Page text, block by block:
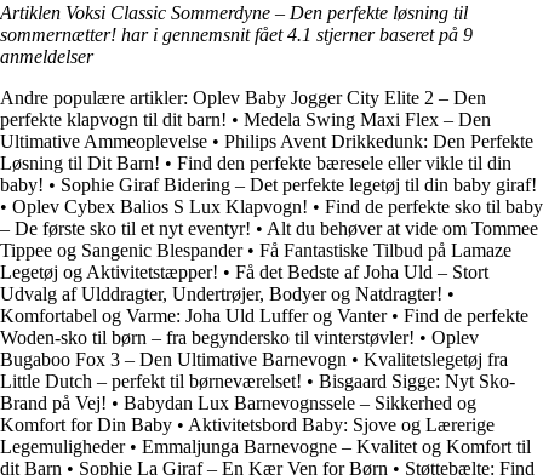
Artiklen Voksi Classic Sommerdyne – Den perfekte løsning til
sommernætter! har i gennemsnit fået4.1 stjerner baseret på 9
anmeldelser
Andre populære artikler: Oplev Baby Jogger City Elite 2 – Den
perfekte klapvogn til dit barn! • Medela Swing Maxi Flex – Den
Ultimative Ammeoplevelse • Philips Avent Drikkedunk: Den Perfekte
Løsning til Dit Barn! • Find den perfekte bæresele eller vikle til din
baby! • Sophie Giraf Bidering – Det perfekte legetøj til din baby giraf!
• Oplev Cybex Balios S Lux Klapvogn! • Find de perfekte sko til baby
– De første sko til et nyt eventyr! • Alt du behøver at vide om Tommee
Tippee og Sangenic Blespander• Få Fantastiske Tilbud på Lamaze
Legetøj og Aktivitetstæpper! • Få det Bedste af Joha Uld – Stort
Udvalg af Ulddragter, Undertrøjer, Bodyer og Natdragter! •
Komfortabel og Varme: Joha Uld Luffer og Vanter• Find de perfekte
Woden-sko til børn – fra begyndersko til vinterstøvler! • Oplev
Bugaboo Fox 3 – Den Ultimative Barnevogn • Kvalitetslegetøj fra
Little Dutch – perfekt til børneværelset! • Bisgaard Sigge: Nyt Sko-
Brand på Vej! • Babydan Lux Barnevognssele – Sikkerhed og
Komfort for Din Baby • Aktivitetsbord Baby: Sjove og Lærerige
Legemuligheder• Emmaljunga Barnevogne – Kvalitet og Komfort til
dit Barn • Sophie La Giraf – En Kær Ven for Børn • Støttebælte: Find